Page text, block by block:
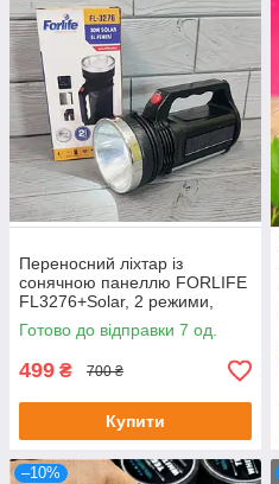
Переносний ліхтар із
сонячною панеллю FORLIFE
FL3276+Solar, 2 режими,
акумулятор, 220 В
Готово до відправки 7 од.
499 ₴ 700 ₴
Купити
–10%